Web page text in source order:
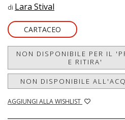
di Lara Stival
CARTACEO
NON DISPONIBILE PER IL
E RITIRA'
NON DISPONIBILE
AGGIUNGI ALLA WISHLIST